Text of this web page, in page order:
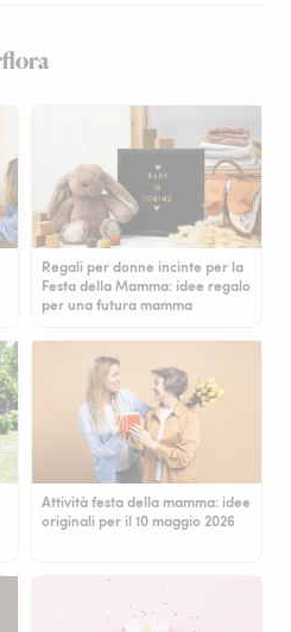
Regali per donne incinte per la
Festa della Mamma: idee regalo
per una futura mamma
Attività festa della mamma: idee
originali per il 10 maggio 2026